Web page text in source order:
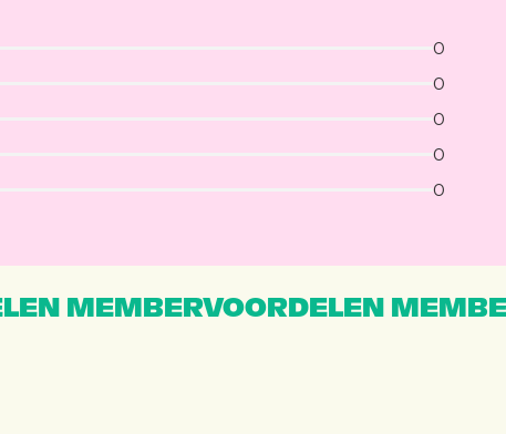
0
0
0
0
0
MEMBERVOORDELEN